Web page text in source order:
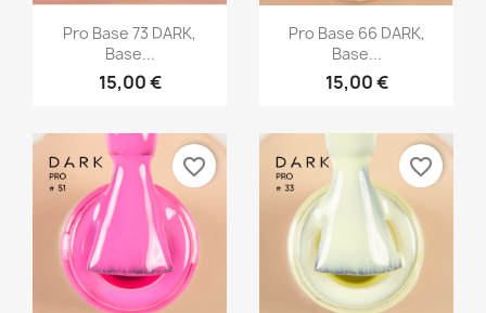
 Vista rápida
Pro Base 73 DARK,
Base...
15,00 €
 Vista rápida
Pro Base 66 DARK,
Base...
15,00 €
favorite_border favorite_border